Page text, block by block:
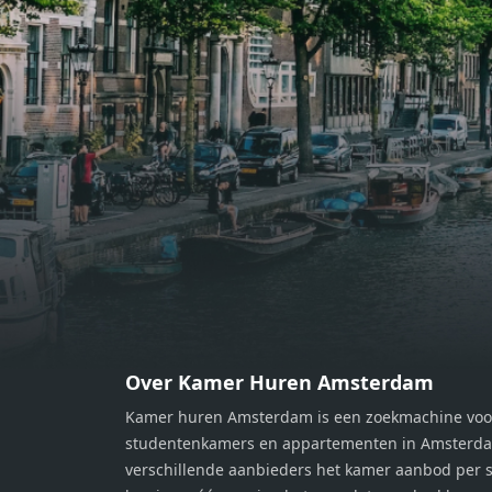
bereiden van heerlijke maaltijden.
Vanuit de woonkamer stap je zo het
balkon op, waar je kunt genieten
van een prachtig uitzicht en een
moment van rust. De woning
beschikt over twee comfortabele
slaapkamers van respectievelijk 12,1
m² en 8 m². Beide kamers bieden tal
van mogelijkheden, zoals een fijne
werkplek, een logeerkamer of een
persoonlijke slaapkamer. De
gemak en privacy. Gelegen in een
Zaandam, bevindt de woning zich
op een perfecte locatie. Winkels,
openbaar vervoer en uitvalswegen
van
m²
van
op
Over Kamer Huren Amsterdam
Kamer huren Amsterdam is een zoekmachine
studentenkamers en appartementen in
verschillende aanbieders het kamer aanbod per